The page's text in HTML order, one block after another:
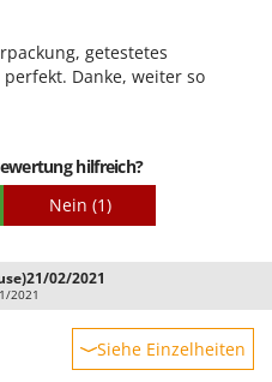
getestetes
Danke, weiter so
hilfreich?
Nein (1)
21/02/2021
2021
Siehe Einzelheiten